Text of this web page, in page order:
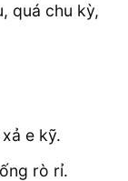
quá chu kỳ,
e kỹ.
rò rỉ.